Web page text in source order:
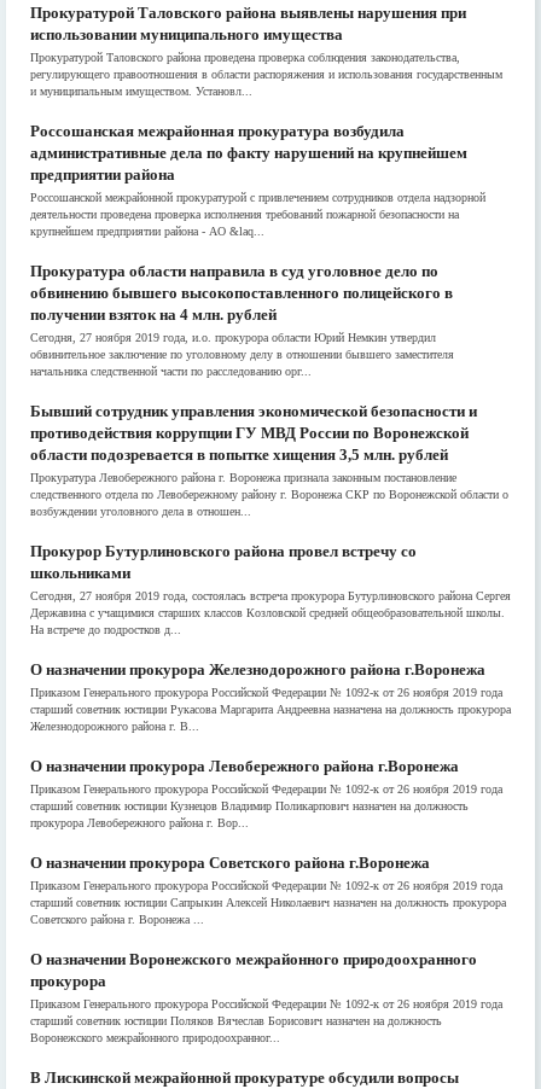
Прокуратурой Таловского района выявлены нарушения при
использовании муниципального имущества
Прокуратурой Таловского района проведена проверка соблюдения законодательства,
регулирующего правоотношения в области распоряжения и использования государственным
и муниципальным имуществом. Установл...
Россошанская межрайонная прокуратура возбудила
административные дела по факту нарушений на крупнейшем
предприятии района
Россошанской межрайонной прокуратурой с привлечением сотрудников отдела надзорной
деятельности проведена проверка исполнения требований пожарной безопасности на
крупнейшем предприятии района - АО &laq...
Прокуратура области направила в суд уголовное дело по
обвинению бывшего высокопоставленного полицейского в
получении взяток на 4 млн. рублей
Сегодня, 27 ноября 2019 года, и.о. прокурора области Юрий Немкин утвердил
обвинительное заключение по уголовному делу в отношении бывшего заместителя
начальника следственной части по расследованию орг...
Бывший сотрудник управления экономической безопасности и
противодействия коррупции ГУ МВД России по Воронежской
области подозревается в попытке хищения 3,5 млн. рублей
Прокуратура Левобережного района г. Воронежа признала законным постановление
следственного отдела по Левобережному району г. Воронежа СКР по Воронежской области о
возбуждении уголовного дела в отношен...
Прокурор Бутурлиновского района провел встречу со
школьниками
Сегодня, 27 ноября 2019 года, состоялась встреча прокурора Бутурлиновского района Сергея
Державина с учащимися старших классов Козловской средней общеобразовательной школы.
На встрече до подростков д...
О назначении прокурора Железнодорожного района г.Воронежа
Приказом Генерального прокурора Российской Федерации № 1092-к от 26 ноября 2019 года
старший советник юстиции Рукасова Маргарита Андреевна назначена на должность прокурора
Железнодорожного района г. В...
О назначении прокурора Левобережного района г.Воронежа
Приказом Генерального прокурора Российской Федерации № 1092-к от 26 ноября 2019 года
старший советник юстиции Кузнецов Владимир Поликарпович назначен на должность
прокурора Левобережного района г. Вор...
О назначении прокурора Советского района г.Воронежа
Приказом Генерального прокурора Российской Федерации № 1092-к от 26 ноября 2019 года
старший советник юстиции Сапрыкин Алексей Николаевич назначен на должность прокурора
Советского района г. Воронежа ...
О назначении Воронежского межрайонного природоохранного
прокурора
Приказом Генерального прокурора Российской Федерации № 1092-к от 26 ноября 2019 года
старший советник юстиции Поляков Вячеслав Борисович назначен на должность
Воронежского межрайонного природоохранног...
В Лискинской межрайонной прокуратуре обсудили вопросы